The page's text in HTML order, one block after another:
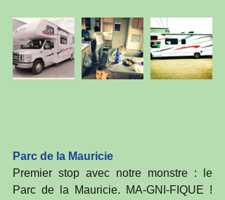
Parc de la Mauricie
Premier stop avec notre monstre : le
Parc de la Mauricie. MA-GNI-FIQUE !